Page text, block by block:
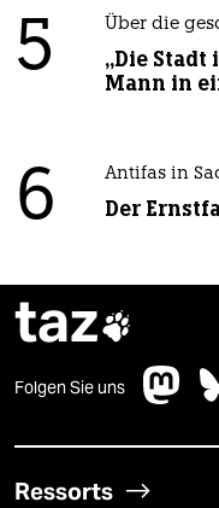
5 Über die
„Die
Mann in
6 Antifas in
Der
taz
Folgen Sie uns
Ressorts